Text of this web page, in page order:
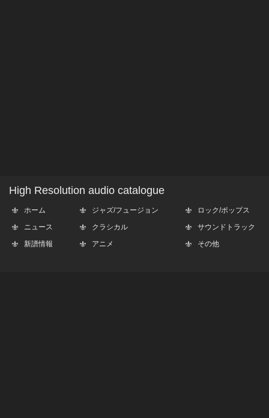
High Resolution audio catalogue
ホーム
ニュース
新譜情報
ジャズ/フュージョン
クラシカル
アニメ
ロック/ポップス
サウンドトラック
その他